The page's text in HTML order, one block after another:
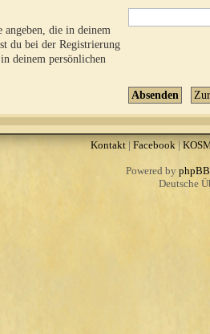
die in deinem
du bei der Registrierung
deinem persönlichen
Kontakt| Facebook |
Powered by phpBB
Deutsche